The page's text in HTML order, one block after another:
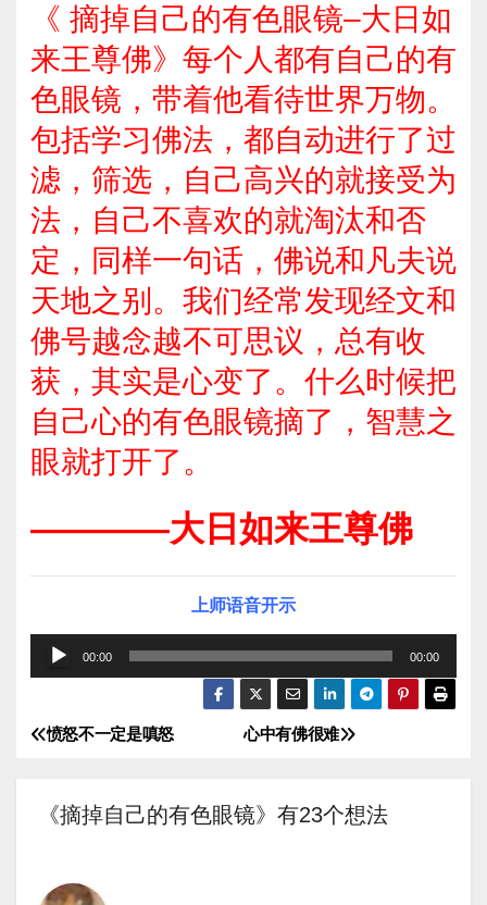
《 摘掉自己的有色眼镜–大日如
来王尊佛》每个人都有自己的有
色眼镜，带着他看待世界万物。
包括学习佛法，都自动进行了过
滤，筛选，自己高兴的就接受为
法，自己不喜欢的就淘汰和否
定，同样一句话，佛说和凡夫说
天地之别。我们经常发现经文和
佛号越念越不可思议，总有收
获，其实是心变了。什么时候把
自己心的有色眼镜摘了，智慧之
眼就打开了。
————大日如来王尊佛
上师语音开示
频
放
00:00 00:00
文
导
航
心中有佛很难
愤怒不一定是嗔怒
《摘掉自己的有色眼镜》有23个想法